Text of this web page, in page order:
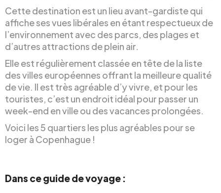
Cette destination est un lieu avant-gardiste qui
affiche ses vues libérales en étant respectueux de
l’environnement avec des parcs, des plages et
d’autres attractions de plein air.
Elle est régulièrement classée en tête de la liste
des villes européennes offrant la meilleure qualité
de vie. Il est très agréable d’y vivre, et pour les
touristes, c’est un endroit idéal pour passer un
week-end en ville ou des vacances prolongées.
Voici les 5 quartiers les plus agréables pour se
loger à Copenhague !
Dans ce guide de voyage :